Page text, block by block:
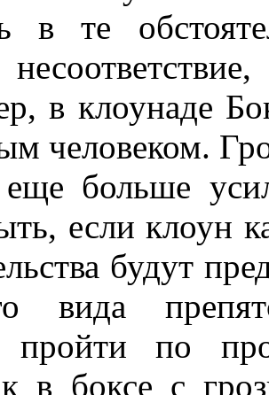
в те
в клоунаде
человеком.
больше
если клоун
будут
вида
пройти по
в боксе с